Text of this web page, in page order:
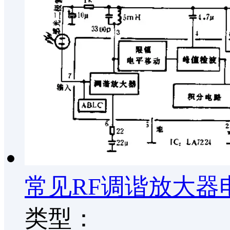
常见RF调谐放大器
类型：